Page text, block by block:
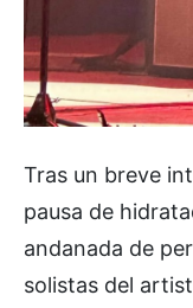
Tras un breve
pausa de
andanada de
solistas del